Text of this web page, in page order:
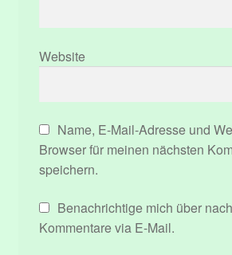
Website
Name, E-Mail-Adresse und
Browser für meinen nächsten
speichern.
Benachrichtige mich über
Kommentare via E-Mail.